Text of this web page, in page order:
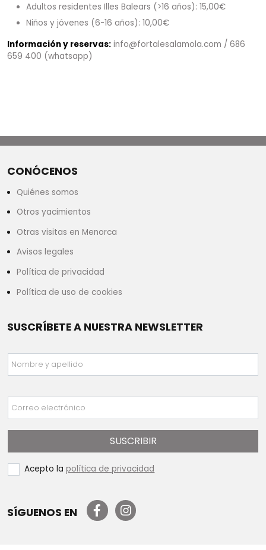
Adultos residentes Illes Balears (>16 años): 15,00€
Niños y jóvenes (6-16 años): 10,00€
Información y reservas: info@fortalesalamola.com / 686
659 400 (whatsapp)
CONÓCENOS
Quiénes somos
Otros yacimientos
Otras visitas en Menorca
Avisos legales
Política de privacidad
Política de uso de cookies
SUSCRÍBETE A NUESTRA NEWSLETTER
Nombre y apellido
Correo electrónico
SUSCRIBIR
Acepto lapolítica de privacidad
SÍGUENOS EN